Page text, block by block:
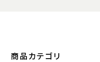
商品カテゴリ